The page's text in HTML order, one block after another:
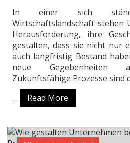
In einer sich
Wirtschaftslandschaft stehen
Herausforderung, ihre
gestalten, dass sie nicht nur
auch langfristig Bestand
neue Gegebenheiten
Zukunftsfähige Prozesse sind
…
Read More